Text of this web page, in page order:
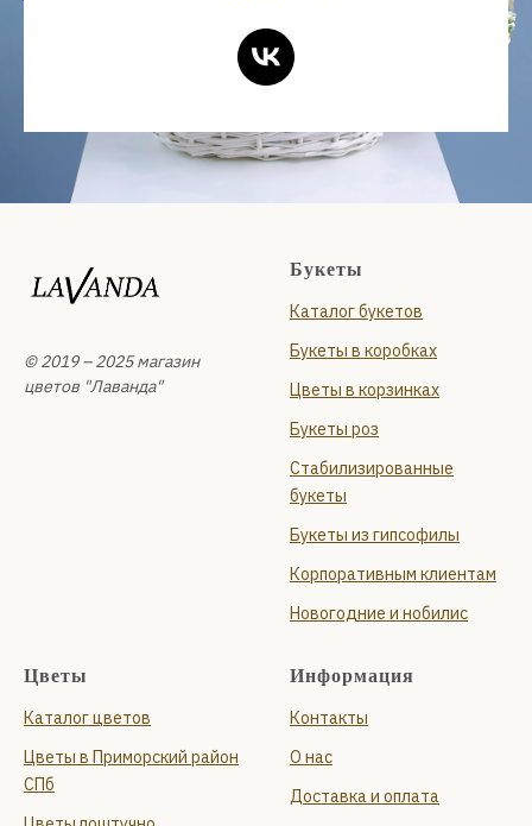
© 2019 – 2025 магазин
цветов "Лаванда"
Букеты
Каталог букетов
Букеты в коробках
Цветы в корзинках
Букеты роз
Стабилизированные
букеты
Букеты из гипсофилы
Корпоративным клиентам
Новогодние и нобилис
Цветы
Каталог цветов
Цветы в Приморский район
СПб
Информация
Контакты
О нас
Доставка и оплата